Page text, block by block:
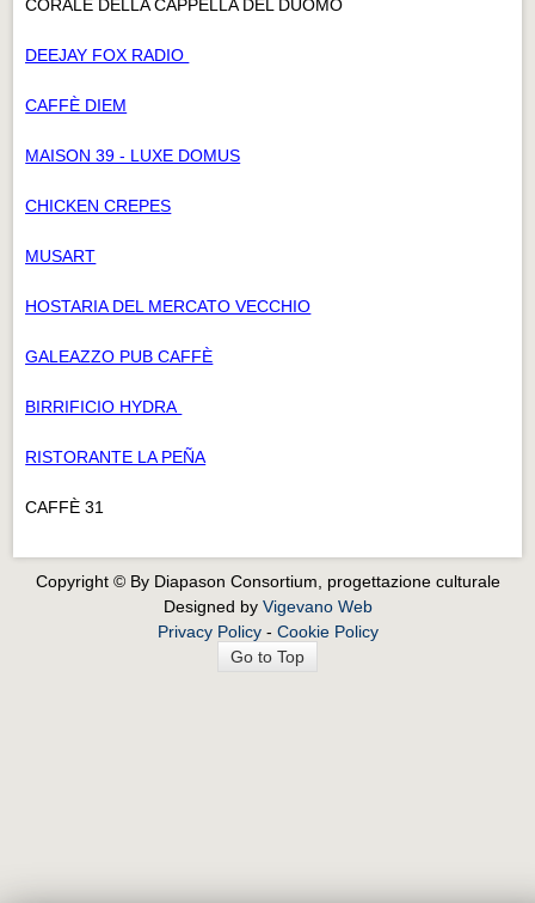
CORALE DELLA CAPPELLA DEL DUOMO
DEEJAY FOX RADIO
CAFFÈ DIEM
MAISON 39 - LUXE DOMUS
CHICKEN CREPES
MUSART
HOSTARIA DEL MERCATO VECCHIO
GALEAZZO PUB CAFFÈ
BIRRIFICIO HYDRA
RISTORANTE LA PEÑA
CAFFÈ 31
Copyright © By Diapason Consortium, progettazione culturale
Designed by Vigevano Web
Privacy Policy- Cookie Policy
Go to Top